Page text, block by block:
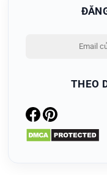
THEO